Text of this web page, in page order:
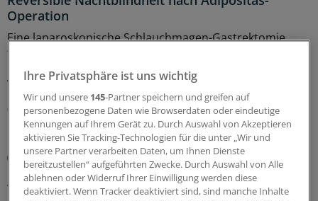
Operation
Eine laparoskopische Schlauchmagen-Gastrektomie
führte bei einer jungen Frau zeitversetzt zu
Beschwerden an den Augen. Ein spezifischer
Vitaminmangel konnte die Ursachen erklären.
06.08.2026
Klug entscheiden
Neue Empfehlung zur Erfassung und Therapie
von Mangelernährung bei Tumorerkrankungen
Ihre Privatsphäre ist uns wichtig
Wir und unsere 145-Partner speichern und greifen auf
personenbezogene Daten wie Browserdaten oder eindeutige
Kennungen auf Ihrem Gerät zu. Durch Auswahl von Akzeptieren
aktivieren Sie Tracking-Technologien für die unter „Wir und
unsere Partner verarbeiten Daten, um Ihnen Dienste
bereitzustellen“ aufgeführten Zwecke. Durch Auswahl von Alle
ablehnen oder Widerruf Ihrer Einwilligung werden diese
deaktiviert. Wenn Tracker deaktiviert sind, sind manche Inhalte